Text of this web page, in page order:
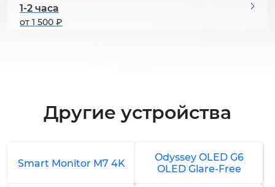
1-2 часа
от 1 500 ₽
Замена динамиков
Другие устройства
Smart Monitor M7 4K
Odyssey OLED G6
OLED Glare-Free